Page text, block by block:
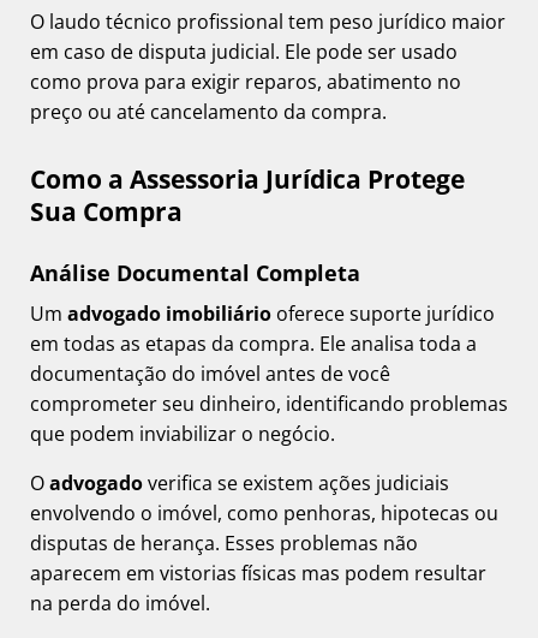
O laudo técnico profissional tem peso jurídico maior
em caso de disputa judicial. Ele pode ser usado
como prova para exigir reparos, abatimento no
preço ou até cancelamento da compra.
Como a Assessoria Jurídica Protege
Sua Compra
Análise Documental Completa
Um advogado imobiliário oferece suporte jurídico
em todas as etapas da compra. Ele analisa toda a
documentação do imóvel antes de você
comprometer seu dinheiro, identificando problemas
que podem inviabilizar o negócio.
Oadvogadoverifica se existem ações judiciais
envolvendo o imóvel, como penhoras, hipotecas ou
disputas de herança. Esses problemas não
aparecem em vistorias físicas mas podem resultar
na perda do imóvel.